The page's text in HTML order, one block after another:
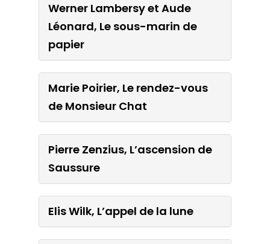
Werner Lambersy et Aude
Léonard, Le sous-marin de
papier
Marie Poirier, Le rendez-
Pierre Zenzius, L’ascension
Elis Wilk, L’appel de la lune
Werner Lambersy et Aude
Léonard, Le sous-marin de
papier
Marie Poirier, Le rendez-vous
de Monsieur Chat
Pierre Zenzius, L’ascension de
Saussure
Elis Wilk, L’appel de la lune